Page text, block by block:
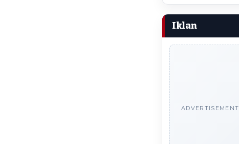
Iklan
ADVERTISEMENT